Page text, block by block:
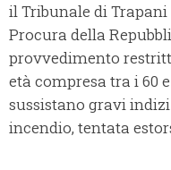
il Tribunale di
Procura della
provvedimento
età compresa tra i 60
sussistano gravi
incendio, tentata